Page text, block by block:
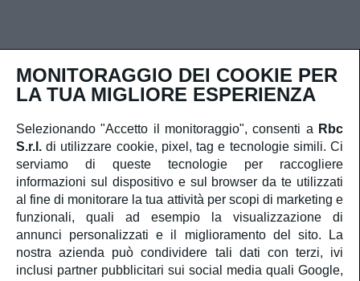
Contatti rapidi
Iscriviti alla newsletter
Ho letto e capisco la privacy policy e la cookie policy
MONITORAGGIO DEI COOKIE PER
LA TUA MIGLIORE ESPERIENZA
Selezionando "Accetto il monitoraggio", consenti a Rbc
S.r.l. di utilizzare cookie, pixel, tag e tecnologie simili. Ci
serviamo di queste tecnologie per raccogliere
informazioni sul dispositivo e sul browser da te utilizzati
al fine di monitorare la tua attività per scopi di marketing e
funzionali, quali ad esempio la visualizzazione di
annunci personalizzati e il miglioramento del sito. La
nostra azienda può condividere tali dati con terzi, ivi
inclusi partner pubblicitari sui social media quali Google,